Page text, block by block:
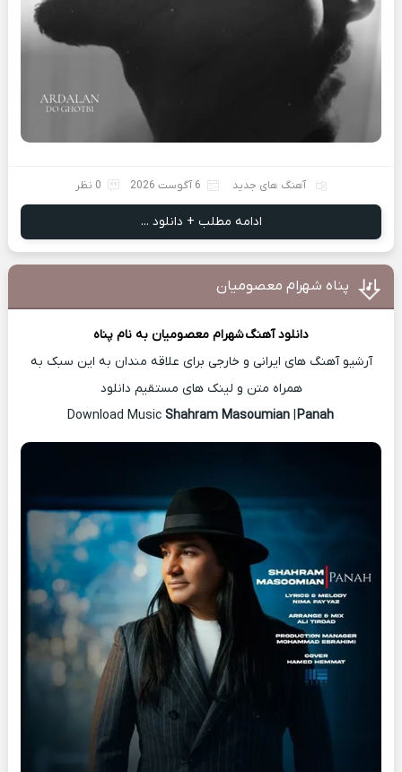
آهنگ های جدید 6 آگوست 2026 0 نظر
ادامه مطلب + دانلود ...
پناه شهرام معصومیان
دانلود آهنگشهرام معصومیان به نام پناه
آرشیو آهنگ های ایرانی و خارجی برای علاقه مندان به این سبک به
همراه متن و لینک های مستقیم دانلود
Shahram Masoumian |Panah